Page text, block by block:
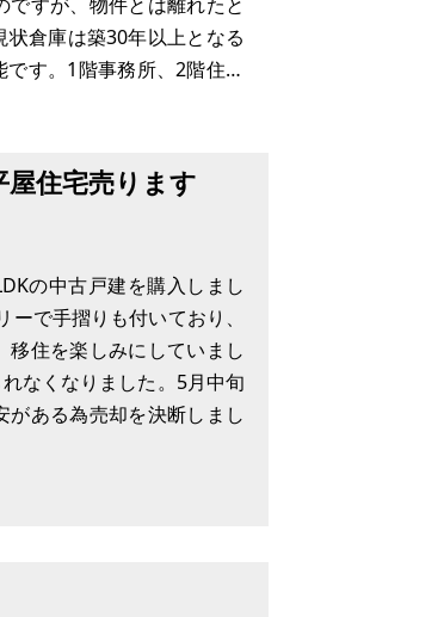
倉庫は築30年以上となる
す。1階事務所、2階住居
住宅売ります
の中古戸建を購入しまし
で手摺りも付いており、
住を楽しみにしていまし
なくなりました。5月中旬
ある為売却を決断しまし